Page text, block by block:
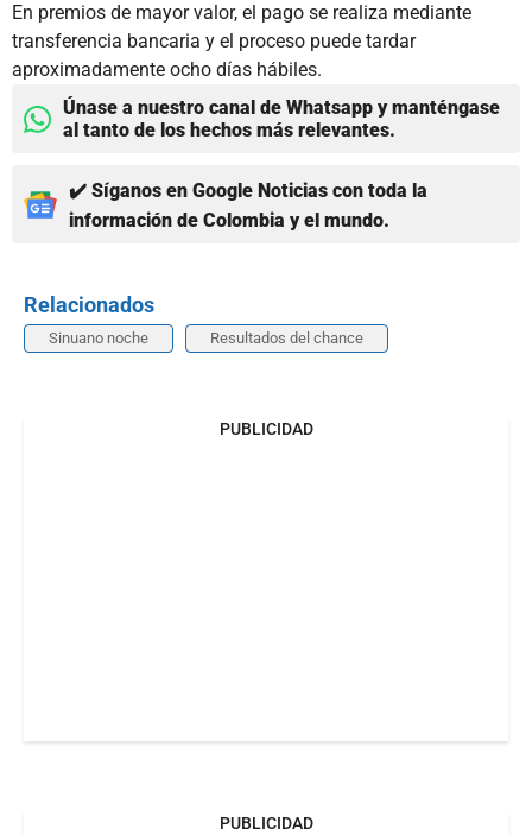
En premios de mayor valor, el pago se realiza mediante
transferencia bancaria y el proceso puede tardar
aproximadamente ocho días hábiles.
Únase a nuestro canal de Whatsapp y manténgase
al tanto de los hechos más relevantes.
✔️ Síganos en Google Noticias con toda la
información de Colombia y el mundo.
Relacionados
Sinuano noche Resultados del chance
PUBLICIDAD
PUBLICIDAD